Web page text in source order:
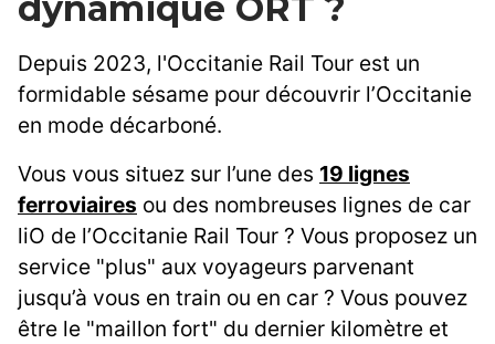
Depuis 2023, l'Occitanie Rail Tour est un
formidable sésame pour découvrir l’Occitanie
en mode décarboné.
Vous vous situez sur l’une des 19 lignes
ferroviaires ou des nombreuses lignes de car
liO de l’Occitanie Rail Tour ? Vous proposez un
service "plus" aux voyageurs parvenant
jusqu’à vous en train ou en car ? Vous pouvez
être le "maillon fort" du dernier kilomètre et